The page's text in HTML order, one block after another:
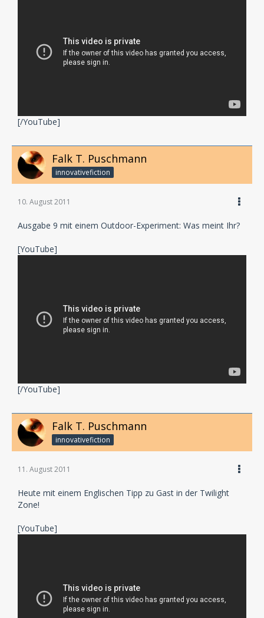
[/YouTube]
Falk T. Puschmann
innovativefiction
10. August 2011
Ausgabe 9 mit einem Outdoor-Experiment: Was meint Ihr?
[YouTube]
[/YouTube]
Falk T. Puschmann
innovativefiction
11. August 2011
Heute mit einem Englischen Tipp zu Gast in der Twilight
Zone!
[YouTube]